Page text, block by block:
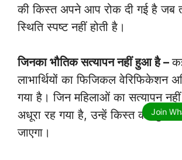
की किस्त अपने आप रोक दी गई है जब
स्थिति स्पष्ट नहीं होती है।
जिनका भौतिक सत्यापन नहीं हुआ है –
लाभार्थियों का फिजिकल वेरिफिकेशन
गया है। जिन महिलाओं का सत्यापन
अधूरा रह गया है, उन्हें किस्त का
जाएगा।